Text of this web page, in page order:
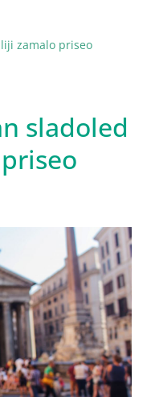
zamalo priseo
sladoled